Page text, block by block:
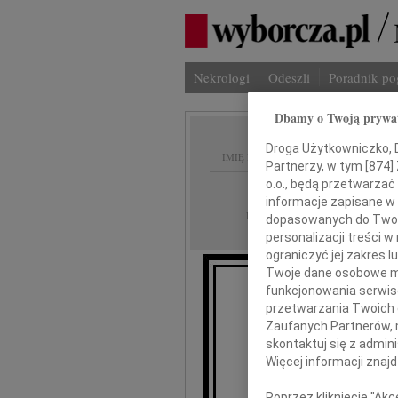
Nekrologi Odeszli Poradnik
IMIĘ I NAZWISKO:
REGION: Wrocław
DATA EMISJI: 15.12.2009
Dbamy o Twoją
Droga Użytkowniczko,
Partnerzy, w tym [874]
o.o., będą
informacje zapisane
dopasowanych do
personalizacji treści w
ograniczyć jej zakres
Twoje dane osobowe
funkcjonowania
przetwarzania Twoich
Zaufanych Partnerów,
skontaktuj się z
Więcej informacji